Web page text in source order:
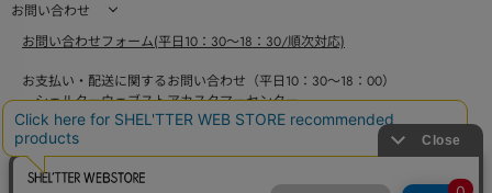
お問い合わせ
お問い合わせフォーム(平日10：30～18：30/順次対応)
お支払い・配送に関するお問い合わせ（平日10：30～18：00）
シェルターウェブストアカスタマーセンター
0800-123-6820
商品の素材、サイズ、仕様等に関するお問い合せ（平日10：30～18：00）
バロックジャパンリミテッドコールセンター
03-6730-9191